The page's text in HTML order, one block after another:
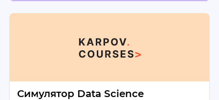
Симулятор Data Science